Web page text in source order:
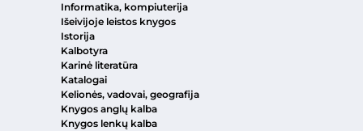
Informatika, kompiuterija
Išeivijoje leistos knygos
Istorija
Kalbotyra
Karinė literatūra
Katalogai
Kelionės, vadovai, geografija
Knygos anglų kalba
Knygos lenkų kalba